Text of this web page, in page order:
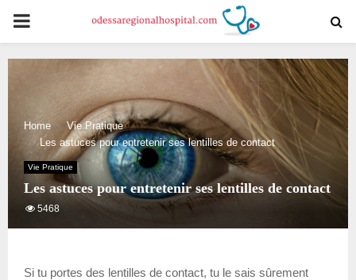
PRIMARY
MENU
Home
Vie Pratique
Les astuces pour entretenir ses lentilles de contact
Vie Pratique
Les astuces pour entretenir ses lentilles de contact
5468
Si tu portes des lentilles de contact, tu le sais sûrement